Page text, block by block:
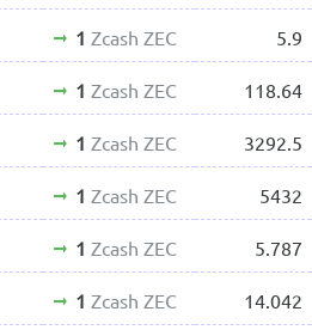
1 Zcash ZEC 5.9
1 Zcash ZEC 118.64
1 Zcash ZEC 3292.5
1 Zcash ZEC 5432
1 Zcash ZEC 5.787
1 Zcash ZEC 14.042